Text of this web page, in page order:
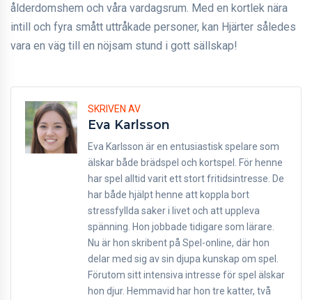
ålderdomshem och våra vardagsrum. Med en kortlek nära
intill och fyra smått uttråkade personer, kan Hjärter således
vara en väg till en nöjsam stund i gott sällskap!
SKRIVEN AV
Eva Karlsson
Eva Karlsson är en entusiastisk spelare som
älskar både brädspel och kortspel. För henne
har spel alltid varit ett stort fritidsintresse. De
har både hjälpt henne att koppla bort
stressfyllda saker i livet och att uppleva
spänning. Hon jobbade tidigare som lärare.
Nu är hon skribent på Spel-online, där hon
delar med sig av sin djupa kunskap om spel.
Förutom sitt intensiva intresse för spel älskar
hon djur. Hemmavid har hon tre katter, två